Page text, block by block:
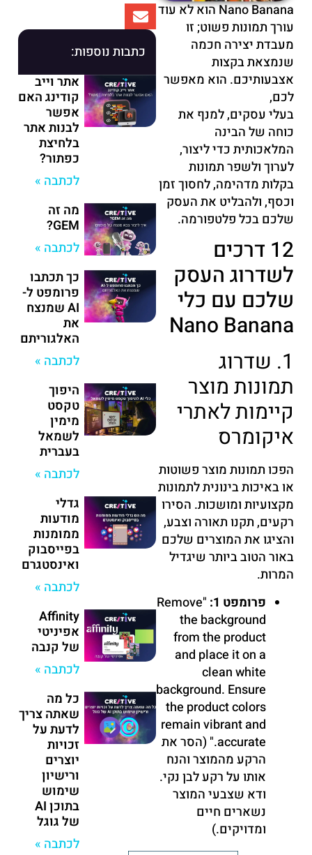
Nano Banana הוא לא עוד
עורך תמונות פשוט; זו
מעבדת יצירה חכמה
שנמצאת בקצות
אצבעותיכם. הוא מאפשר
לכם,
בעלי עסקים, למנף את
כוחה של הבינה
המלאכותית כדי ליצור,
לערוך ולשפר תמונות
בקלות מדהימה, לחסוך זמן
וכסף, ולהבליט את העסק
שלכם בכל פלטפורמה.
12 דרכים
לשדרוג העסק
שלכם עם כלי
Nano Banana
1. שדרוג
תמונות מוצר
קיימות לאתרי
איקומרס
הפכו תמונות מוצר פשוטות
או באיכות בינונית לתמונות
מקצועיות ומושכות. הסירו
רקעים, תקנו תאורה וצבע,
והציגו את המוצרים שלכם
באור הטוב ביותר שיגדיל
המרות.
פרומפט 1:
"Remove
the background
from the product
and place it on a
clean white
background. Ensure
the product colors
remain vibrant and
accurate." (הסר את
הרקע מהמוצר והנח
אותו על רקע לבן נקי.
ודא שצבעי המוצר
נשארים חיים
ומדויקים.)
כתבות נוספות:
אתר וייב
קודינג האם
אפשר
לבנות אתר
בלחיצת
כפתור?
לכתבה »
מה זה
GEM?
לכתבה »
כך תכתבו
פרומפט ל-
AI שמנצח
את
האלגוריתם
לכתבה »
היפוך
טקסט
מימין
לשמאל
בעברית
לכתבה »
גדלי
מודעות
ממומנות
בפייסבוק
ואינסטגרם
לכתבה »
Affinity
אפיניטי
של קנבה
לכתבה »
כל מה
שאתה צריך
לדעת על
זכויות
יוצרים
ורישיון
שימוש
בתוכן AI
של גוגל
לכתבה »